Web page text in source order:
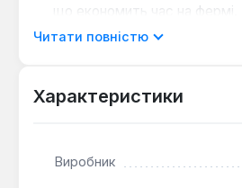
що економить час на фермі.
Вибір між подрібнювачем і
тому не потрібно купувати
дозволяють регулювати
Читати повністю
Характеристики
Виробник